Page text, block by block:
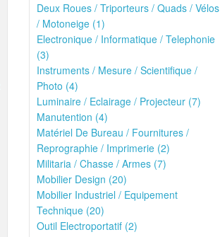
Deux Roues / Triporteurs / Quads / Vélos
/ Motoneige (1)
Electronique / Informatique / Telephonie
(3)
Instruments / Mesure / Scientifique /
Photo (4)
Luminaire / Eclairage / Projecteur (7)
Manutention (4)
Matériel De Bureau / Fournitures /
Reprographie / Imprimerie (2)
Militaria / Chasse / Armes (7)
Mobilier Design (20)
Mobilier Industriel / Equipement
Technique (20)
Outil Electroportatif (2)